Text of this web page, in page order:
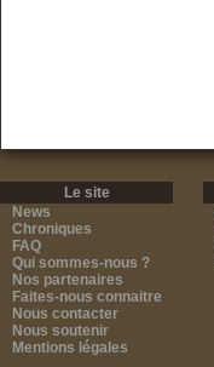
Le site
News
Chroniques
FAQ
Qui sommes-nous ?
Nos partenaires
Faites-nous connaitre
Nous contacter
Nous soutenir
Mentions légales